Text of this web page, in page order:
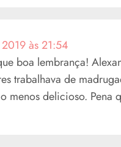
às 21:54
boa lembrança!
trabalhava de
menos delicioso.